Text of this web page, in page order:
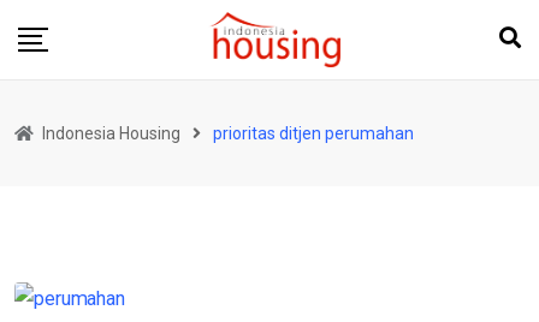
Indonesia Housing prioritas ditjen perumahan